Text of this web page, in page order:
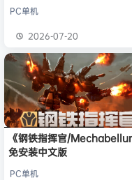
PC单机
2026-07-20
《钢铁指挥官/
免安装中文版
PC单机